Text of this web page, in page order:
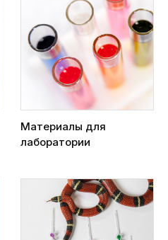
Материалы для
лаборатории